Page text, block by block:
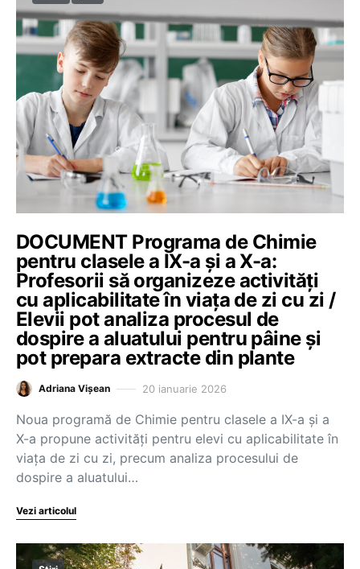
DOCUMENT Programa de Chimie
pentru clasele a IX-a și a X-a:
Profesorii să organizeze activități
cu aplicabilitate în viața de zi cu zi /
Elevii pot analiza procesul de
dospire a aluatului pentru pâine și
pot prepara extracte din plante
Adriana Vișean 20 ianuarie 2026
Noua programă de Chimie pentru clasele a IX-a și a
X-a propune activități pentru elevi cu aplicabilitate în
viața de zi cu zi, precum analiza procesului de
dospire a aluatului…
Vezi articolul